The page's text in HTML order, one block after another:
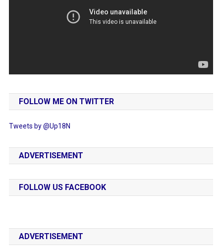
FOLLOW ME ON TWITTER
Tweets by @Up18N
ADVERTISEMENT
FOLLOW US FACEBOOK
ADVERTISEMENT